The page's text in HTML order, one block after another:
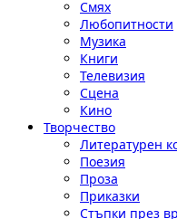
Смях
Любопитности
Музика
Книги
Телевизия
Сцена
Кино
Творчество
Литературен
Поезия
Проза
Приказки
Стъпки през